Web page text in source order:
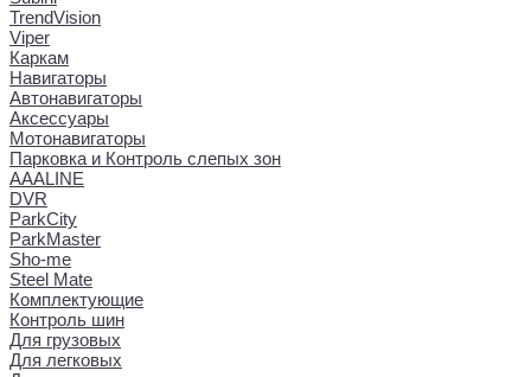
TrendVision
Viper
Каркам
Навигаторы
Автонавигаторы
Аксессуары
Мотонавигаторы
Парковка и Контроль слепых зон
AAALINE
DVR
ParkCity
ParkMaster
Sho-me
Steel Mate
Комплектующие
Контроль шин
Для грузовых
Для легковых